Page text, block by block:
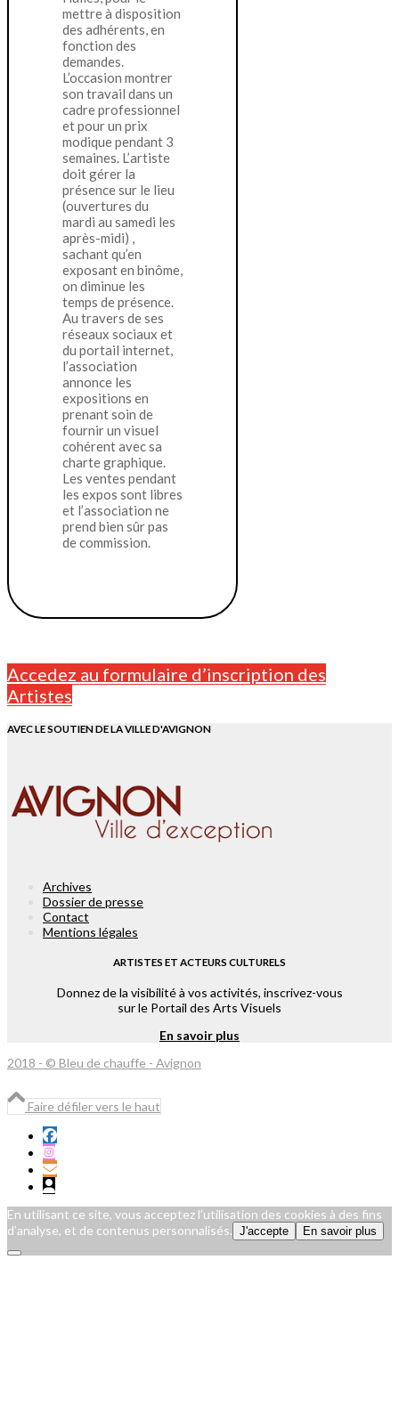
mettre à disposition
des adhérents, en
fonction des
demandes.
L’occasion montrer
son travail dans un
cadre professionnel
et pour un prix
modique pendant 3
semaines. L’artiste
doit gérer la
présence sur le lieu
(ouvertures du
mardi au samedi les
après-midi) ,
sachant qu’en
exposant en binôme,
on diminue les
temps de présence.
Au travers de ses
réseaux sociaux et
du portail internet,
l’association
annonce les
expositions en
prenant soin de
fournir un visuel
cohérent avec sa
charte graphique.
Les ventes pendant
les expos sont libres
et l’association ne
prend bien sûr pas
de commission.
Accedez au formulaire d’inscription des
Artistes
AVEC LE SOUTIEN DE LA VILLE D'AVIGNON
Archives
Dossier de presse
Contact
Mentions légales
ARTISTES ET ACTEURS CULTURELS
Donnez de la visibilité à vos activités, inscrivez-vous
sur le Portail des Arts Visuels
En savoir plus
2018 - © Bleu de chauffe - Avignon
Faire défiler vers le haut
En utilisant ce site, vous acceptez l’utilisation des cookies à des fins
d’analyse, et de contenus personnalisés. J'accepte En savoir plus